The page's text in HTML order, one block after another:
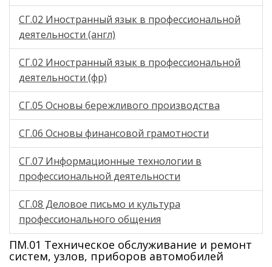
СГ.02 Иностранный язык в профессиональной
деятельности (англ)
СГ.02 Иностранный язык в профессиональной
деятельности (фр)
СГ.05 Основы бережливого производства
СГ.06 Основы финансовой грамотности
СГ.07 Информационные технологии в
профессиональной деятельности
СГ.08 Деловое письмо и культура
профессионального общения
ПМ.01 Техническое обслуживание и ремонт
систем, узлов, приборов автомобилей